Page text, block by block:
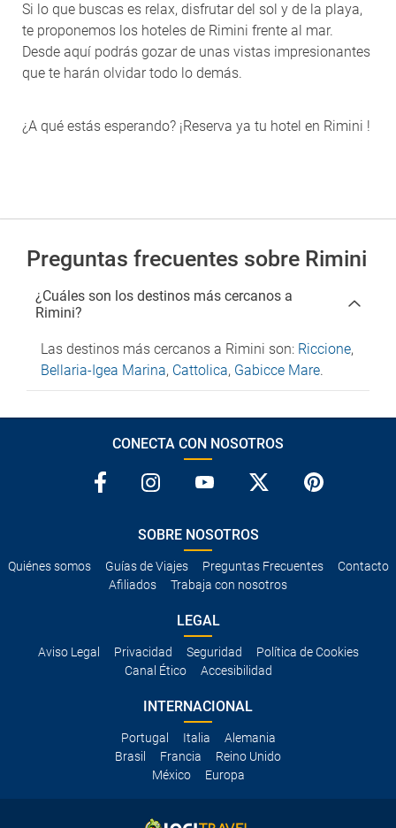
Si lo que buscas es relax, disfrutar del sol y de la playa,
te proponemos los hoteles de Rimini frente al mar.
Desde aquí podrás gozar de unas vistas impresionantes
que te harán olvidar todo lo demás.
¿A qué estás esperando? ¡Reserva ya tu hotel en Rimini !
Preguntas frecuentes sobre Rimini
¿Cuáles son los destinos más cercanos a
Rimini?
Las destinos más cercanos a Rimini son: Riccione,
Bellaria-Igea Marina, Cattolica, Gabicce Mare.
CONECTA CON NOSOTROS
SOBRE NOSOTROS
Quiénes somos Guías de Viajes Preguntas Frecuentes
Contacto
Afiliados
Trabaja con nosotros
LEGAL
Aviso Legal Privacidad Seguridad
Política de Cookies
Canal Ético
Accesibilidad
INTERNACIONAL
Portugal Italia
Alemania
Brasil
Francia
Reino Unido
México
Europa